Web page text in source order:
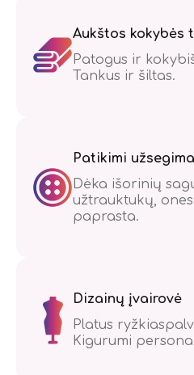
Aukštos kokybės
Patogus ir
Tankus ir šiltas.
Patikimi
Dėka išorinių
užtrauktukų,
paprasta.
Dizainų įvairovė
Platus
Kigurumi